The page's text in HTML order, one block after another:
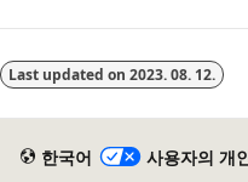
Last updated on 2023. 08. 12.
한국어 사용자의 개